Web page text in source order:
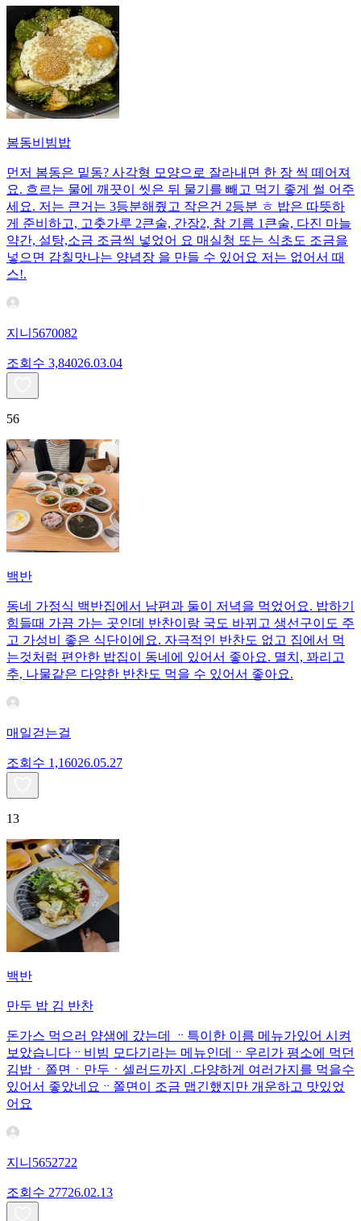
봄동비빔밥
먼저 봄동은 밑동? 사각형 모양으로 잘라내면 한 장 씩 떼어져
요. 흐르는 물에 깨끗이 씻은 뒤 물기를 빼고 먹기 좋게 썰 어주
세요. 저는 큰거는 3등분해줬고 작은건 2등분 ㅎ 밥은 따뜻하
게 준비하고, 고춧가루 2큰술, 간장2, 참 기름 1큰술, 다진 마늘
약간, 설탕,소금 조금씩 넣었어 요 매실청 또는 식초도 조금을
넣으면 감칠맛나는 양념장 을 만들 수 있어요 저는 없어서 때
스!.
지니5670082
조회수 3,84026.03.04
56
백반
동네 가정식 백반집에서 남편과 둘이 저녁을 먹었어요. 밥하기
힘들때 가끔 가는 곳인데 반찬이랑 국도 바뀌고 생선구이도 주
고 가성비 좋은 식단이에요. 자극적인 반찬도 없고 집에서 먹
는것처럼 편안한 밥집이 동네에 있어서 좋아요. 멸치, 꽈리고
추, 나물같은 다양한 반찬도 먹을 수 있어서 좋아요.
매일걷는걸
조회수 1,16026.05.27
13
백반
만두 밥 김 반찬
돈가스 먹으러 얌샘에 갔는데 ᆢ특이한 이름 메뉴가있어 시켜
보았습니다ᆢ비빔 모다기라는 메뉴인데ᆢ우리가 평소에 먹던
김밥ㆍ쫄면ㆍ만두ㆍ셀러드까지 .다양하게 여러가지를 먹을수
있어서 좋았네요ᆢ쫄면이 조금 맵긴했지만 개운하고 맛있었
어요
지니5652722
조회수 27726.02.13